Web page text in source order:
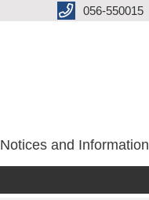
056-550015
Notices and Information